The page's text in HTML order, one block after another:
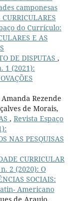
camponesas
do Currículo:
E AS
DE DISPUTAS ,
1 (2021):
Rezende
de Morais,
, Revista Espaço
NAS PESQUISAS
CURRICULAR
2 (2020): O
SOCIAIS:
Americano